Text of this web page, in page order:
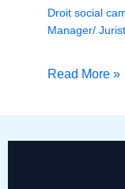
Droit social
Manager/
Read More »